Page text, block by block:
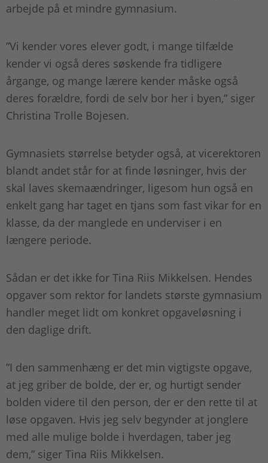
arbejde på et mindre gymnasium.
”Vi kender vores elever godt, i mange tilfælde
kender vi også deres søskende fra tidligere
årgange, og mange lærere kender måske også
deres forældre, fordi de selv bor her i byen,” siger
Christina Trolle Bojesen.
Gymnasiets størrelse betyder også, at vicerektoren
blandt andet står for at finde løsninger, hvis der
skal laves skemaændringer, ligesom hun også en
enkelt gang har taget en tjans som fast vikar for en
klasse, da der manglede en underviser i en
længere periode.
Sådan er det ikke for Tina Riis Mikkelsen. Hendes
opgaver som rektor for landets største gymnasium
handler meget lidt om konkret opgaveløsning i
den daglige drift.
”I den sammenhæng er det min vigtigste opgave,
at jeg griber de bolde, der er, og hurtigt sender
bolden videre til den person, der er den rette til at
løse opgaven. Hvis jeg selv begynder at jonglere
med alle mulige bolde i hverdagen, taber jeg
dem,” siger Tina Riis Mikkelsen.